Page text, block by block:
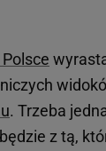
. Trzeba
z tą,